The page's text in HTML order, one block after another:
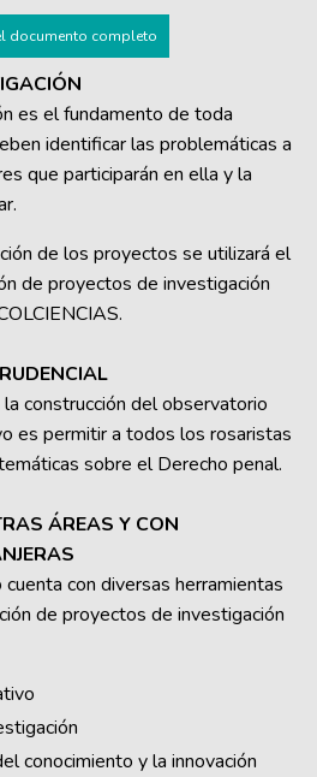
documento completo
es el fundamento de toda
identificar las problemáticas a
que participarán en ella y la
de los proyectos se utilizará el
de proyectos de investigación
construcción del observatorio
es permitir a todos los rosaristas
sobre el Derecho penal.
ÁREAS Y CON
con diversas herramientas
de proyectos de investigación
conocimiento y la innovación